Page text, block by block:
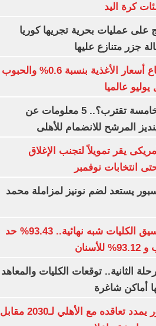
كرة اليد
على عمليات بحرية تجريها كوريا
جزر متنازع عليها
الفاو: ارتفاع أسعار الأغذية بنسبة 0.6% والحبوب
الصفقة الخامسة تقترب؟.. 5 معلومات عن
المرشح للانضمام للأهلى
يقر تمويلاً لتجنب الإغلاق
انتخابات نوفمبر
يستعد لضم نونيز لمزاملة محمد
توقعات تنسيق الكليات شبه نهائية.. 93.43% حد
الثانية.. توقعات الكليات والمعاهد
أماكن شاغرة
إمام عاشور يمدد تعاقده مع الأهلي لـ2030 مقابل